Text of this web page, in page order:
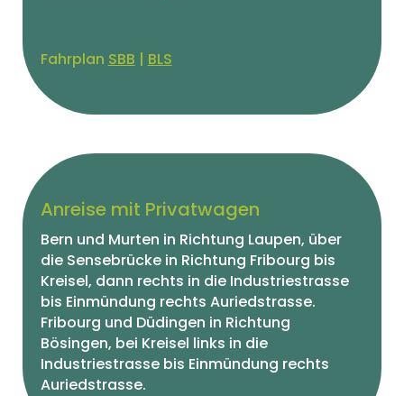
Fahrplan SBB | BLS
Anreise mit Privatwagen
Bern und Murten in Richtung Laupen, über
die Sensebrücke in Richtung Fribourg bis
Kreisel, dann rechts in die Industriestrasse
bis Einmündung rechts Auriedstrasse.
Fribourg und Düdingen in Richtung
Bösingen, bei Kreisel links in die
Industriestrasse bis Einmündung rechts
Auriedstrasse.